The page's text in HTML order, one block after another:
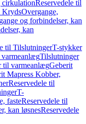
Reservedele til
KrydsOvergange,
og forbindelser, kan
kan
til TilslutningerT-stykker
Tilslutninger
til varmeanlægGeberit
Mapress Kobber,
Reservedele til
T-
fasteReservedele til
kan løsnesReservedele